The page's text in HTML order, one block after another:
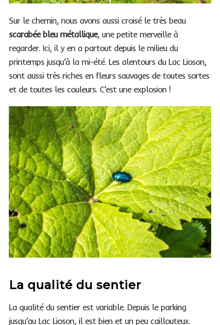
Sur le chemin, nous avons aussi croisé le très beau
scarabée bleu métallique, une petite merveille à
regarder. Ici, il y en a partout depuis le milieu du
printemps jusqu’à la mi-été. Les alentours du Lac Lioson,
sont aussi très riches en fleurs sauvages de toutes sortes
et de toutes les couleurs. C’est une explosion !
La qualité du sentier
La qualité du sentier est variable. Depuis le parking
jusqu’au Lac Lioson, il est bien et un peu caillouteux.